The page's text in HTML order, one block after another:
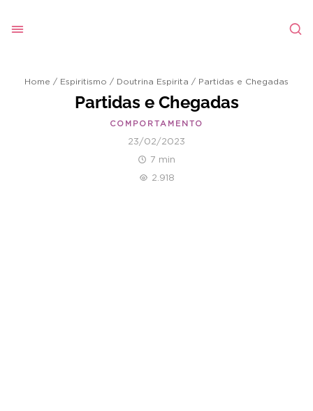
Home / Espiritismo / Doutrina Espirita / Partidas e Chegadas
Partidas e Chegadas
COMPORTAMENTO
23/02/2023
7 min
2.918